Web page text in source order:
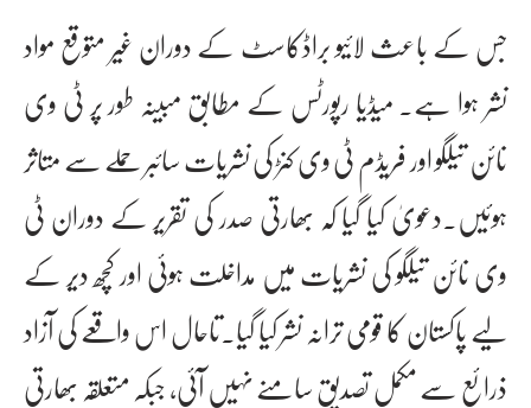
جس کے باعث لائیو براڈکاسٹ کے دوران غیر متوقع مواد
نشر ہوا ہے۔ میڈیا رپورٹس کے مطابق مبینہ طور پر ٹی وی
نائن تیلگو اور فریڈم ٹی وی کنڑ کی نشریات سائبر حملے سے متاثر
ہوئیں۔دعویٰ کیا گیا کہ بھارتی صدر کی تقریر کے دوران ٹی
وی نائن تیلگو کی نشریات میں مداخلت ہوئی اور کچھ دیر کے
لیے پاکستان کا قومی ترانہ نشر کیا گیا۔تاحال اس واقعے کی آزاد
ذرائع سے مکمل تصدیق سامنے نہیں آئی، جبکہ متعلقہ بھارتی